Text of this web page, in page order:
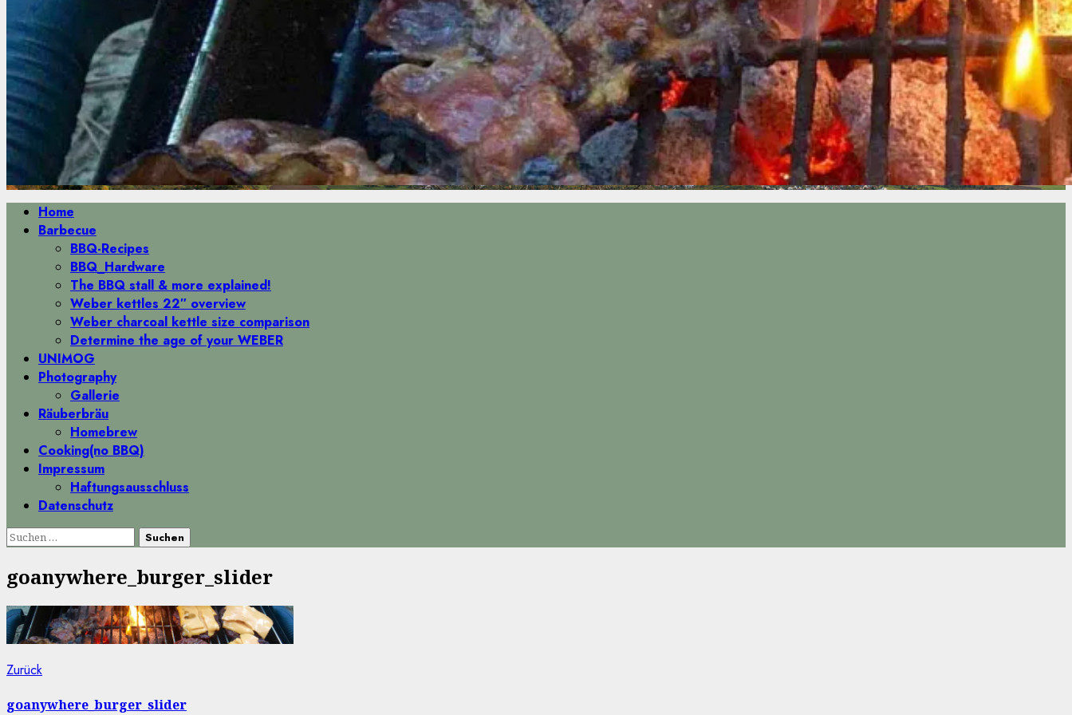
Primäres
Menü
Home
Barbecue
BBQ-Recipes
BBQ_Hardware
The BBQ stall & more explained!
Weber kettles 22″ overview
Weber charcoal kettle size comparison
Determine the age of your WEBER
UNIMOG
Photography
Gallerie
Räuberbräu
Homebrew
Cooking(no BBQ)
Impressum
Haftungsausschluss
Datenschutz
Suchen
goanywhere_burger_slider
Beitragsnavigation
ZurückVorheriger
goanywhere_burger_slider